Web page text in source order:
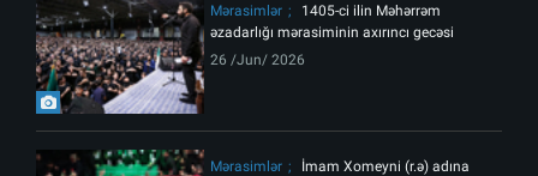
Mərasimlər
1405-ci ilin Məhərrəm
əzadarlığı mərasiminin axırıncı gecəsi
26 /Jun/ 2026
Mərasimlər
İmam Xomeyni (r.ə) adına